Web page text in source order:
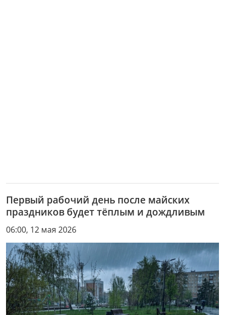
Первый рабочий день после майских
праздников будет тёплым и дождливым
06:00, 12 мая 2026